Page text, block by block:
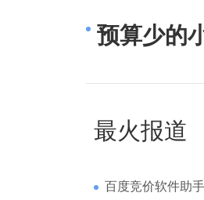
预算少的
最火报道
百度竞价软件助手哪家